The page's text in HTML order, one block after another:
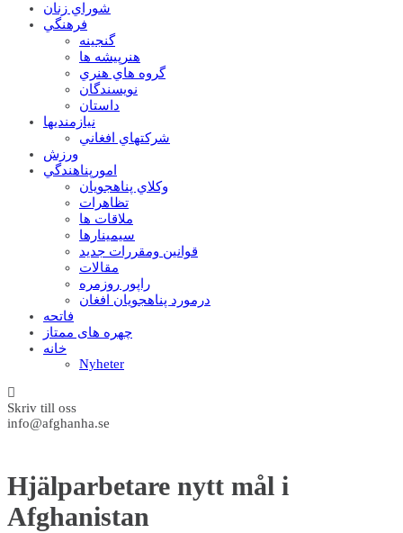
شوراي زنان
فرهنگي
گنجينه
هنرپيشه ها
گروه هاي هنري
نويسندگان
داستان
نيازمنديها
شرکتهاي افغاني
ورزش
امورپناهندگي
وکلاي پناهجويان
تظاهرات
ملاقات ها
سيمينارها
قوانين ومقررات جديد
مقالات
راپور روزمره
درمورد پناهجويان افغان
فاتحه
چهره های ممتاز
خانه
Nyheter
Skriv till oss
info@afghanha.se
Hjälparbetare nytt mål i
Afghanistan